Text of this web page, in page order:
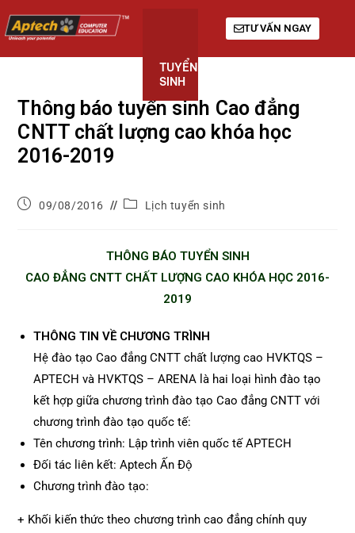
TUYỂN
SINH
TƯ VẤN NGAY
Thông báo tuyển sinh Cao đẳng
CNTT chất lượng cao khóa học
2016-2019
09/08/2016 Lịch tuyển sinh
THÔNG BÁO TUYỂN SINH
CAO ĐẲNG CNTT CHẤT LƯỢNG CAO KHÓA HỌC 2016-
2019
THÔNG TIN VỀ CHƯƠNG TRÌNH
Hệ đào tạo Cao đẳng CNTT chất lượng cao HVKTQS –
APTECH và HVKTQS – ARENA là hai loại hình đào tạo
kết hợp giữa chương trình đào tạo Cao đẳng CNTT với
chương trình đào tạo quốc tế:
Tên chương trình: Lập trình viên quốc tế APTECH
Đối tác liên kết: Aptech Ấn Độ
Chương trình đào tạo:
+ Khối kiến thức theo chương trình cao đẳng chính quy